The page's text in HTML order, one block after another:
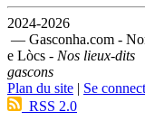
2024-2026
— Gasconha.com -
e Lòcs - Nos lieux-dits
gascons
Plan du site | Se
RSS 2.0